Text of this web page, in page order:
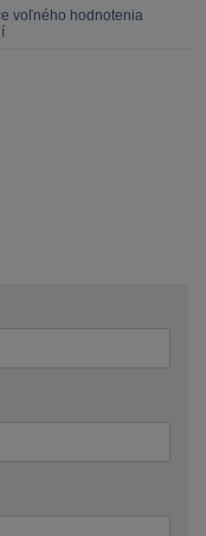
voľného hodnotenia